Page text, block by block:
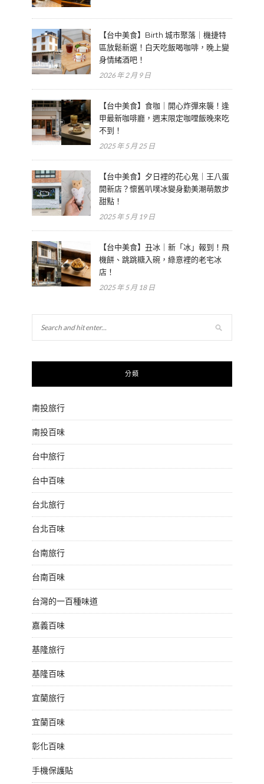
【台中美食】Birth 城市聚落｜機捷特
區放鬆新選！白天吃飯喝咖啡，晚上變
身情緒酒吧！
2026 年 2 月 9 日
【台中美食】食咖｜開心炸彈來襲！逢
甲最新咖啡廳，週末限定咖哩飯晚來吃
不到！
2025 年 5 月 25 日
【台中美食】夕日裡的花心鬼｜王八蛋
開新店？懷舊叭噗冰變身勤美潮萌散步
甜點！
2025 年 5 月 19 日
【台中美食】丑冰｜新「冰」報到！飛
機餅、跳跳糖入碗，綠意裡的老宅冰
店！
2025 年 5 月 18 日
分類
南投旅行
南投百味
台中旅行
台中百味
台北旅行
台北百味
台南旅行
台南百味
台灣的一百種味道
嘉義百味
基隆旅行
基隆百味
宜蘭旅行
宜蘭百味
彰化百味
手機保護貼